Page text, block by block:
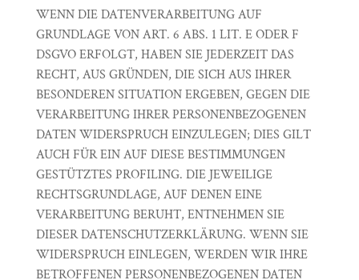
WENN DIE DATENVERARBEITUNG AUF
GRUNDLAGE VON ART. 6 ABS. 1 LIT. E ODER F
DSGVO ERFOLGT, HABEN SIE JEDERZEIT DAS
RECHT, AUS GRÜNDEN, DIE SICH AUS IHRER
BESONDEREN SITUATION ERGEBEN, GEGEN DIE
VERARBEITUNG IHRER PERSONENBEZOGENEN
DATEN WIDERSPRUCH EINZULEGEN; DIES GILT
AUCH FÜR EIN AUF DIESE BESTIMMUNGEN
GESTÜTZTES PROFILING. DIE JEWEILIGE
RECHTSGRUNDLAGE, AUF DENEN EINE
VERARBEITUNG BERUHT, ENTNEHMEN SIE
DIESER DATENSCHUTZERKLÄRUNG. WENN SIE
WIDERSPRUCH EINLEGEN, WERDEN WIR IHRE
BETROFFENEN PERSONENBEZOGENEN DATEN